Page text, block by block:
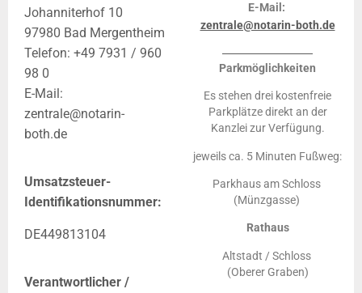
Johanniterhof 10
97980 Bad Mergentheim
Telefon: +49 7931 / 960
98 0
E-Mail:
zentrale@notarin-
both.de
Umsatzsteuer-
Identifikationsnummer:
DE449813104
Verantwortlicher /
E-Mail:
zentrale@notarin-both.de
Parkmöglichkeiten
Es stehen drei kostenfreie
Parkplätze direkt an der
Kanzlei zur Verfügung.
jeweils ca. 5 Minuten Fußweg:
Parkhaus am Schloss
(Münzgasse)
Rathaus
Altstadt / Schloss
(Oberer Graben)